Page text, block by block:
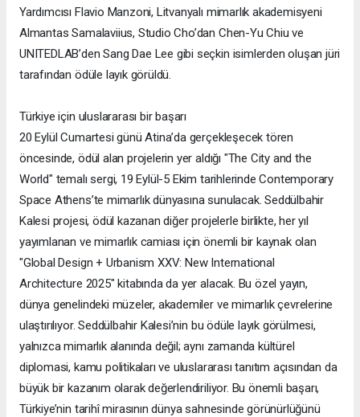
Yardımcısı Flavio Manzoni, Litvanyalı mimarlık akademisyeni
Almantas Samalaviius, Studio Cho’dan Chen-Yu Chiu ve
UNITEDLAB’den Sang Dae Lee gibi seçkin isimlerden oluşan jüri
tarafından ödüle layık görüldü.
Türkiye için uluslararası bir başarı
20 Eylül Cumartesi günü Atina’da gerçekleşecek tören
öncesinde, ödül alan projelerin yer aldığı "The City and the
World" temalı sergi, 19 Eylül-5 Ekim tarihlerinde Contemporary
Space Athens’te mimarlık dünyasına sunulacak. Seddülbahir
Kalesi projesi, ödül kazanan diğer projelerle birlikte, her yıl
yayımlanan ve mimarlık camiası için önemli bir kaynak olan
"Global Design + Urbanism XXV: New International
Architecture 2025" kitabında da yer alacak. Bu özel yayın,
dünya genelindeki müzeler, akademiler ve mimarlık çevrelerine
ulaştırılıyor. Seddülbahir Kalesi’nin bu ödüle layık görülmesi,
yalnızca mimarlık alanında değil; aynı zamanda kültürel
diplomasi, kamu politikaları ve uluslararası tanıtım açısından da
büyük bir kazanım olarak değerlendiriliyor. Bu önemli başarı,
Türkiye’nin tarihî mirasının dünya sahnesinde görünürlüğünü